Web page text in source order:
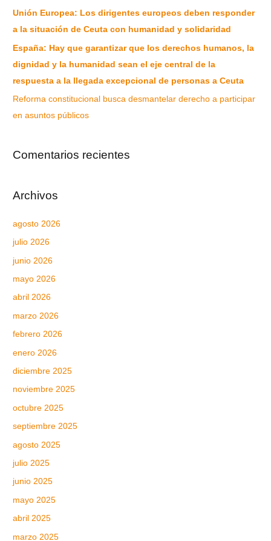
Unión Europea: Los dirigentes europeos deben responder
a la situación de Ceuta con humanidad y solidaridad
España: Hay que garantizar que los derechos humanos, la
dignidad y la humanidad sean el eje central de la
respuesta a la llegada excepcional de personas a Ceuta
Reforma constitucional busca desmantelar derecho a participar
en asuntos públicos
Comentarios recientes
Archivos
agosto 2026
julio 2026
junio 2026
mayo 2026
abril 2026
marzo 2026
febrero 2026
enero 2026
diciembre 2025
noviembre 2025
octubre 2025
septiembre 2025
agosto 2025
julio 2025
junio 2025
mayo 2025
abril 2025
marzo 2025